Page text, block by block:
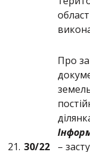
21. 30/22
Про
–